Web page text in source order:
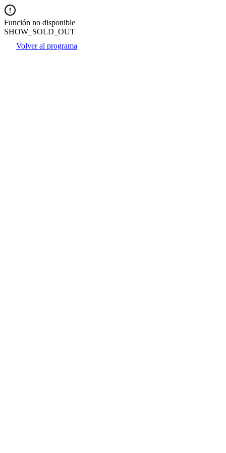
Función no disponible
SHOW_SOLD_OUT
Volver al programa